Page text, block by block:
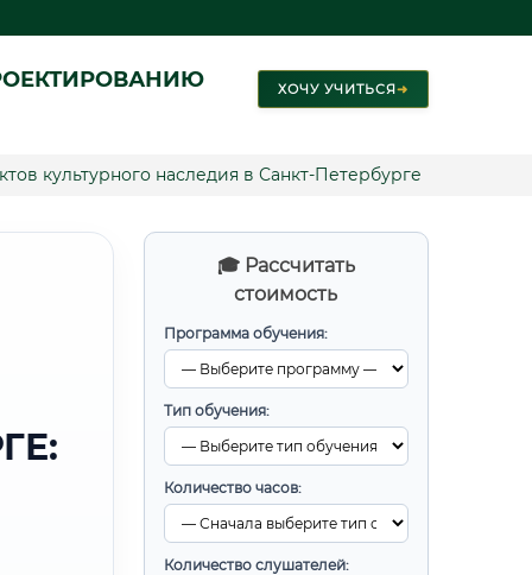
ХОЧУ УЧИТЬСЯ➜
культурного наследия в Санкт-Петербурге
🎓 Рассчитать
стоимость
Программа обучения:
Тип обучения:
Количество часов:
Количество слушателей: